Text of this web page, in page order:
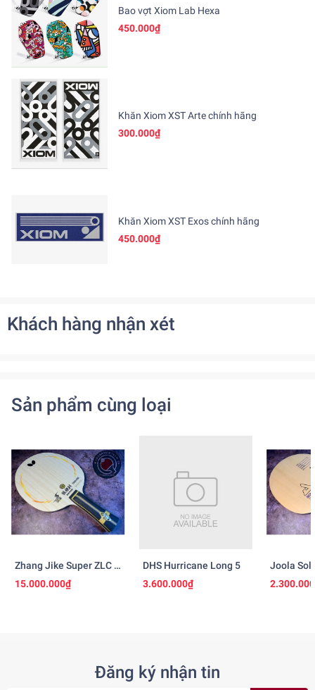
Bao vợt Xiom Lab Hexa
450.000₫
Khăn Xiom XST Arte chính hãng
300.000₫
Khăn Xiom XST Exos chính hãng
450.000₫
Khách hàng nhận xét
Sản phẩm cùng loại
Zhang Jike Super ZLC -
Ngừng Sản Xuất
15.000.000₫
DHS Hurricane Long 5
3.600.000₫
Joola
Đăng ký nhận tin